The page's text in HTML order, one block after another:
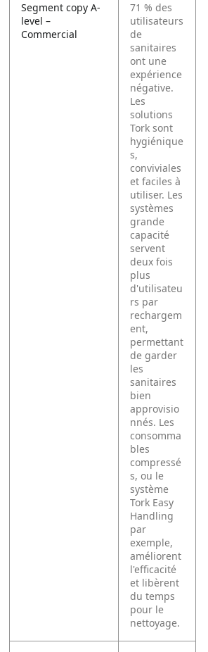
Segment copy A-
level –
Commercial
71 % des
utilisateurs
de
sanitaires
ont une
expérience
négative.
Les
solutions
Tork sont
hygiénique
s,
conviviales
et faciles à
utiliser. Les
systèmes
grande
capacité
servent
deux fois
plus
d'utilisateu
rs par
rechargem
ent,
permettant
de garder
les
sanitaires
bien
approvisio
nnés. Les
consomma
bles
compressé
s, ou le
système
Tork Easy
Handling
par
exemple,
améliorent
l'efficacité
et libèrent
du temps
pour le
nettoyage.